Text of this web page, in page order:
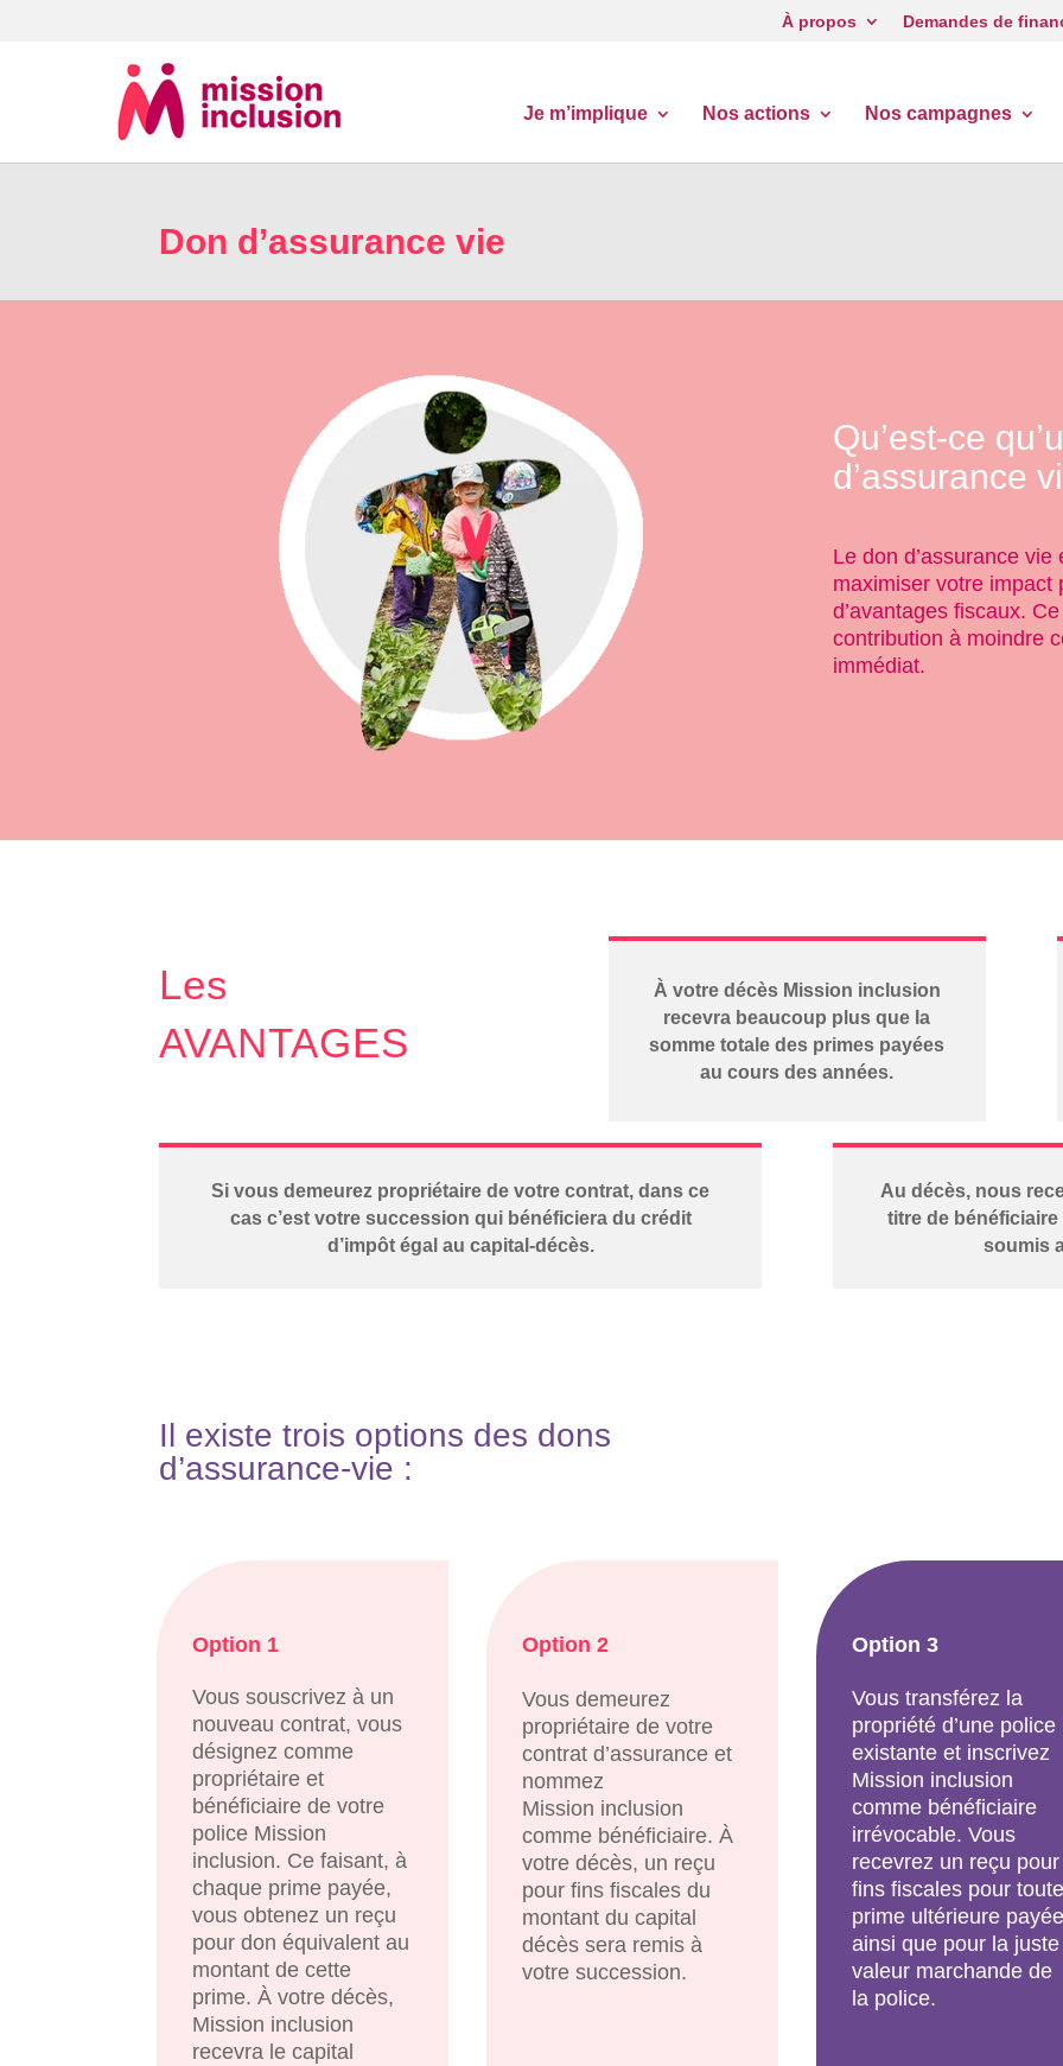
À propos Demandes de
Je m’implique Nos actions Nos campagnes
Don d’assurance vie
Qu’est-ce
d’assurance
Le don d’assurance
maximiser votre impact
d’avantages fiscaux.
contribution à moindre
immédiat.
Les
AVANTAGES
À votre décès Mission inclusion
recevra beaucoup plus que la
somme totale des primes payées
au cours des années.
Si vous demeurez propriétaire de votre contrat, dans ce
cas c’est votre succession qui bénéficiera du crédit
d’impôt égal au capital-décès.
Au décès, nous
titre de
soumis
Il existe trois options des dons
d’assurance-vie :
Option 1
Vous souscrivez à un
nouveau contrat, vous
désignez comme
propriétaire et
bénéficiaire de votre
police Mission
inclusion. Ce faisant, à
chaque prime payée,
vous obtenez un reçu
pour don équivalent au
montant de cette
prime. À votre décès,
Mission inclusion
recevra le capital
Option 2
Vous demeurez
propriétaire de votre
contrat d’assurance et
nommez
Mission inclusion
comme bénéficiaire. À
votre décès, un reçu
pour fins fiscales du
montant du capital
décès sera remis à
votre succession.
Option 3
Vous transférez la
propriété d’une police
existante et inscrivez
Mission inclusion
comme bénéficiaire
irrévocable. Vous
recevrez un reçu pour
fins fiscales pour
prime ultérieure
ainsi que pour la juste
valeur marchande de
la police.